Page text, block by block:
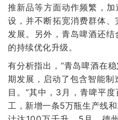
推新品等方面动作频繁，
设，并不断拓宽消费群体
发展。另外，青岛啤酒还
的持续优化升级。
有分析指出，“青岛啤酒在
期发展，启动了包含智能制
目。”其中，3月，青啤平
工，新增一条5万瓶生产线